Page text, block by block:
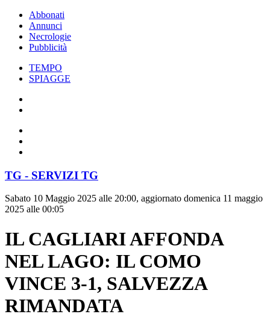
Abbonati
Annunci
Necrologie
Pubblicità
TEMPO
SPIAGGE
TG - SERVIZI TG
Sabato 10 Maggio 2025 alle 20:00, aggiornato domenica 11 maggio
2025 alle 00:05
IL CAGLIARI AFFONDA
NEL LAGO: IL COMO
VINCE 3-1, SALVEZZA
RIMANDATA